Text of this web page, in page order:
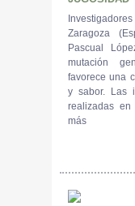
Zaragoza
Pascual
mutación
favorece una
y sabor. Las
realizadas
más